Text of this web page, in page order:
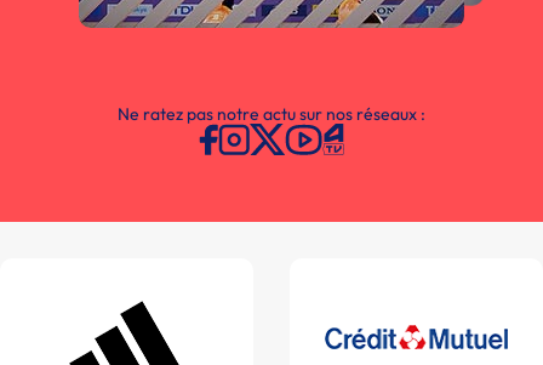
Ne ratez pas notre actu sur nos réseaux :